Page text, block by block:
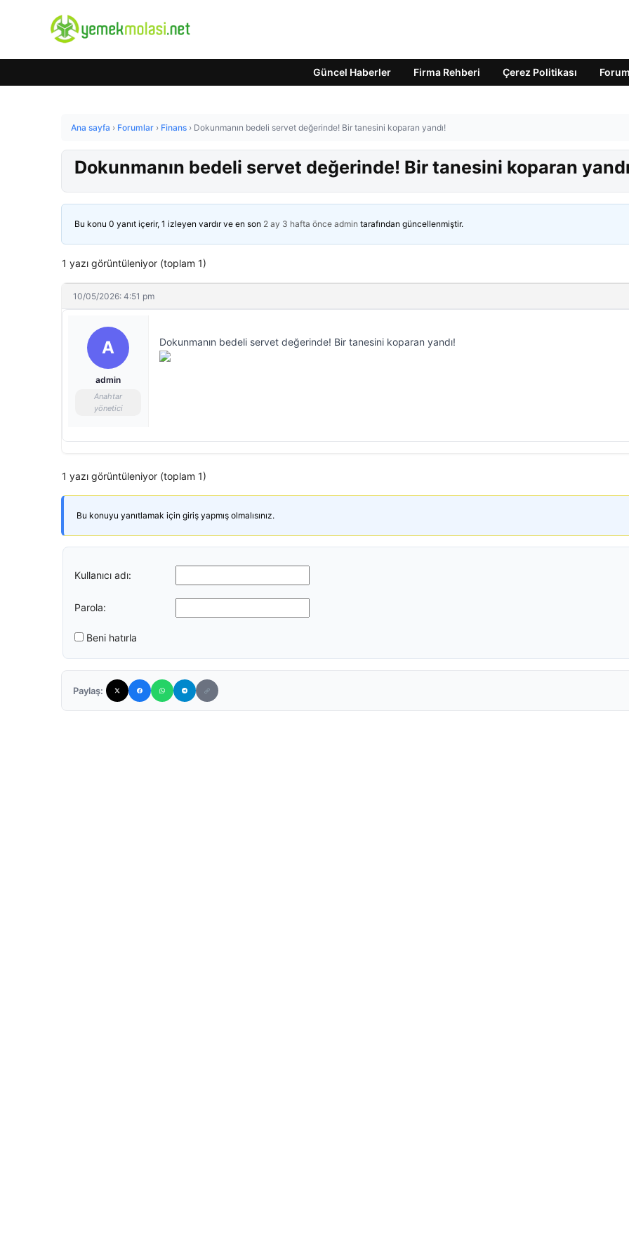
Güncel Haberler Firma Rehberi Çerez Politikası Forum
Ana sayfa › Forumlar › Finans › Dokunmanın bedeli servet değerinde! Bir tanesini koparan yandı!
Dokunmanın bedeli servet değerinde! Bir tanesini koparan
Bu konu 0 yanıt içerir, 1 izleyen vardır ve en son 2 ay 3 hafta önce admin tarafından güncellenmiştir.
1 yazı görüntüleniyor (toplam 1)
10/05/2026: 4:51 pm
A
admin
Anahtar
yönetici
Dokunmanın bedeli servet değerinde! Bir tanesini koparan yandı!
1 yazı görüntüleniyor (toplam 1)
Bu konuyu yanıtlamak için giriş yapmış olmalısınız.
Kullanıcı adı:
Parola:
Beni hatırla
Paylaş: